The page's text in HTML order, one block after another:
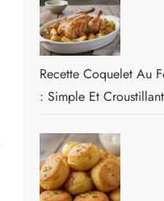
Recette Coquelet Au
: Simple Et